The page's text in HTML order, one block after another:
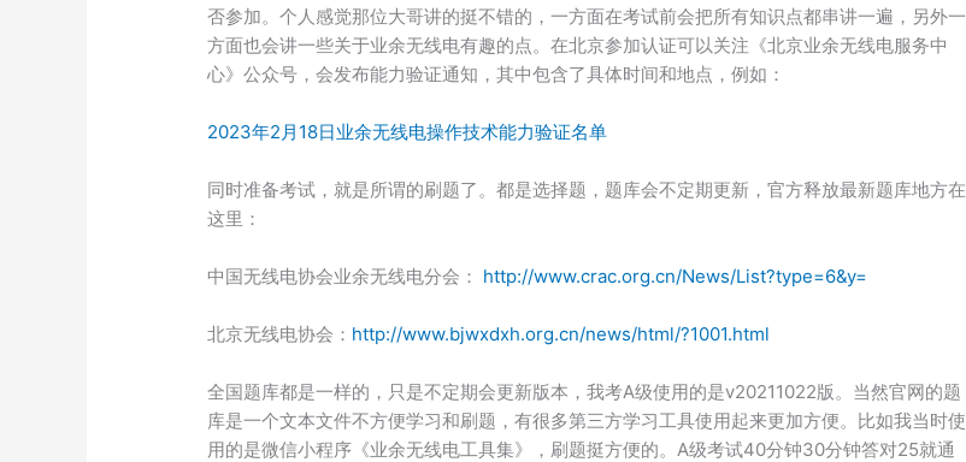
否参加。个人感觉那位大哥讲的挺不错的，一方面在考试前会把所有知识点都串讲一遍，另外一
方面也会讲一些关于业余无线电有趣的点。在北京参加认证可以关注《北京业余无线电服务中
心》公众号，会发布能力验证通知，其中包含了具体时间和地点，例如：
2023年2月18日业余无线电操作技术能力验证名单
同时准备考试，就是所谓的刷题了。都是选择题，题库会不定期更新，官方释放最新题库地方在
这里：
中国无线电协会业余无线电分会： http://www.crac.org.cn/News/List?type=6&y=
北京无线电协会： http://www.bjwxdxh.org.cn/news/html/?1001.html
全国题库都是一样的，只是不定期会更新版本，我考A级使用的是v20211022版。当然官网的题
库是一个文本文件不方便学习和刷题，有很多第三方学习工具使用起来更加方便。比如我当时使
用的是微信小程序《业余无线电工具集》，刷题挺方便的。A级考试40分钟30分钟答对25就通